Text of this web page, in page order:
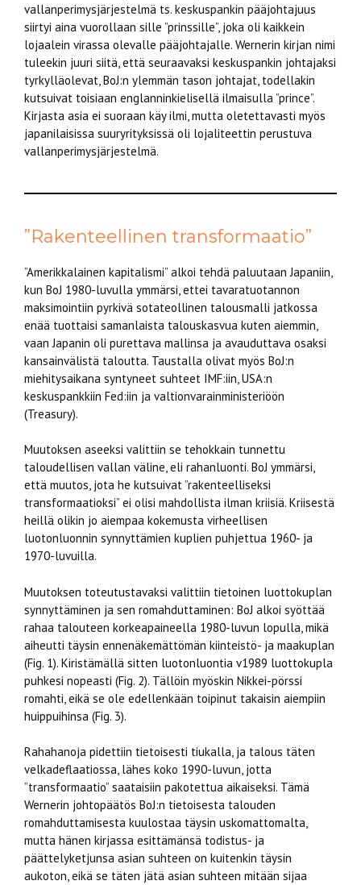
vallanperimysjärjestelmä ts. keskuspankin pääjohtajuus
siirtyi aina vuorollaan sille ”prinssille”, joka oli kaikkein
lojaalein virassa olevalle pääjohtajalle. Wernerin kirjan nimi
tuleekin juuri siitä, että seuraavaksi keskuspankin johtajaksi
tyrkylläolevat, BoJ:n ylemmän tason johtajat, todellakin
kutsuivat toisiaan englanninkielisellä ilmaisulla ”prince”.
Kirjasta asia ei suoraan käy ilmi, mutta oletettavasti myös
japanilaisissa suuryrityksissä oli lojaliteettin perustuva
vallanperimysjärjestelmä.
”Rakenteellinen transformaatio”
”Amerikkalainen kapitalismi” alkoi tehdä paluutaan Japaniin,
kun BoJ 1980-luvulla ymmärsi, ettei tavaratuotannon
maksimointiin pyrkivä sotateollinen talousmalli jatkossa
enää tuottaisi samanlaista talouskasvua kuten aiemmin,
vaan Japanin oli purettava mallinsa ja avauduttava osaksi
kansainvälistä taloutta. Taustalla olivat myös BoJ:n
miehitysaikana syntyneet suhteet IMF:iin, USA:n
keskuspankkiin Fed:iin ja valtionvarainministeriöön
(Treasury).
Muutoksen aseeksi valittiin se tehokkain tunnettu
taloudellisen vallan väline, eli rahanluonti. BoJ ymmärsi,
että muutos, jota he kutsuivat ”rakenteelliseksi
transformaatioksi” ei olisi mahdollista ilman kriisiä. Kriisestä
heillä olikin jo aiempaa kokemusta virheellisen
luotonluonnin synnyttämien kuplien puhjettua 1960- ja
1970-luvuilla.
Muutoksen toteutustavaksi valittiin tietoinen luottokuplan
synnyttäminen ja sen romahduttaminen: BoJ alkoi syöttää
rahaa talouteen korkeapaineella 1980-luvun lopulla, mikä
aiheutti täysin ennenäkemättömän kiinteistö- ja maakuplan
(Fig. 1). Kiristämällä sitten luotonluontia v1989 luottokupla
puhkesi nopeasti (Fig. 2). Tällöin myöskin Nikkei-pörssi
romahti, eikä se ole edellenkään toipinut takaisin aiempiin
huippuihinsa (Fig. 3).
Rahahanoja pidettiin tietoisesti tiukalla, ja talous täten
velkadeflaatiossa, lähes koko 1990-luvun, jotta
”transformaatio” saataisiin pakotettua aikaiseksi. Tämä
Wernerin johtopäätös BoJ:n tietoisesta talouden
romahduttamisesta kuulostaa täysin uskomattomalta,
mutta hänen kirjassa esittämänsä todistus- ja
päättelyketjunsa asian suhteen on kuitenkin täysin
aukoton, eikä se täten jätä asian suhteen mitään sijaa